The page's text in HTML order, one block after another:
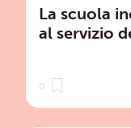
La scuola
al servizio
0